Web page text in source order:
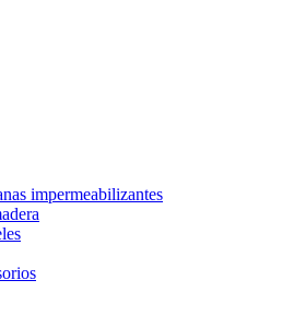
impermeabilizantes